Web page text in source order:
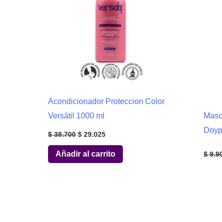
Acondicionador Proteccion Color
Versátil 1000 ml
$38.700 El
precio
original
era:
$ 29.025
actual
es:
Añadir al carrito $